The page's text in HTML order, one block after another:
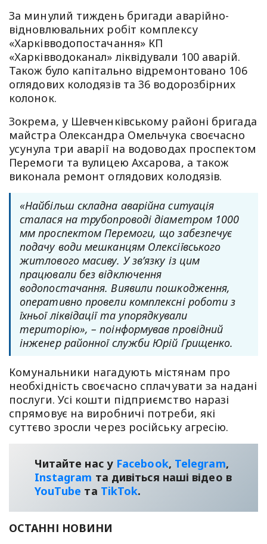
За минулий тиждень бригади аварійно-
відновлювальних робіт комплексу
«Харківводопостачання» КП
«Харківводоканал» ліквідували 100 аварій.
Також було капітально відремонтовано 106
оглядових колодязів та 36 водорозбірних
колонок.
Зокрема, у Шевченківському районі бригада
майстра Олександра Омельчука своєчасно
усунула три аварії на водоводах проспектом
Перемоги та вулицею Ахсарова, а також
виконала ремонт оглядових колодязів.
«Найбільш складна аварійна ситуація
сталася на трубопроводі діаметром 1000
мм проспектом Перемоги, що забезпечує
подачу води мешканцям Олексіївського
житлового масиву. У зв’язку із цим
працювали без відключення
водопостачання. Виявили пошкодження,
оперативно провели комплексні роботи з
їхньої ліквідації та упорядкували
територію», – поінформував провідний
інженер районної служби Юрій Грищенко.
Комунальники нагадують містянам про
необхідність своєчасно сплачувати за надані
послуги. Усі кошти підприємство наразі
спрямовує на виробничі потреби, які
суттєво зросли через російську агресію.
Читайте нас у Facebook, Telegram,
Instagram та дивіться наші відео в
YouТube та TikTok.
ОСТАННІ НОВИНИ